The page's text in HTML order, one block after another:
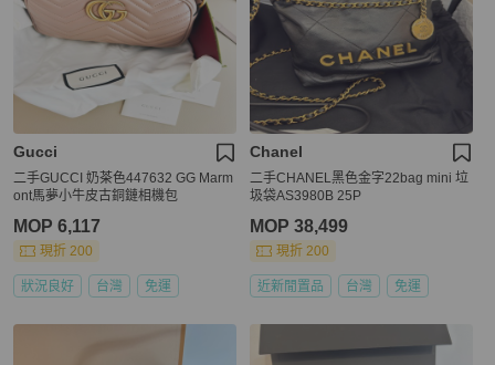
Gucci
二手GUCCI 奶茶色447632 GG Marm
ont馬夢小牛皮古銅鏈相機包
MOP 6,117
現折 200
狀況良好 台灣 免運
Chanel
二手CHANEL黑色金字22bag mini 垃
圾袋AS3980B 25P
MOP 38,499
現折 200
近新閒置品 台灣 免運